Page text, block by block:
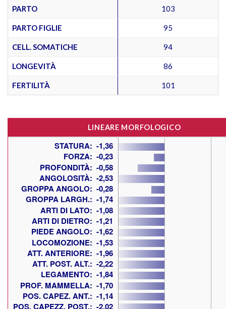
PARTO 103
PARTO FIGLIE 95
CELL. SOMATICHE 94
LONGEVITÀ 86
FERTILITÀ 101
LINEARE MORFOLOGICO